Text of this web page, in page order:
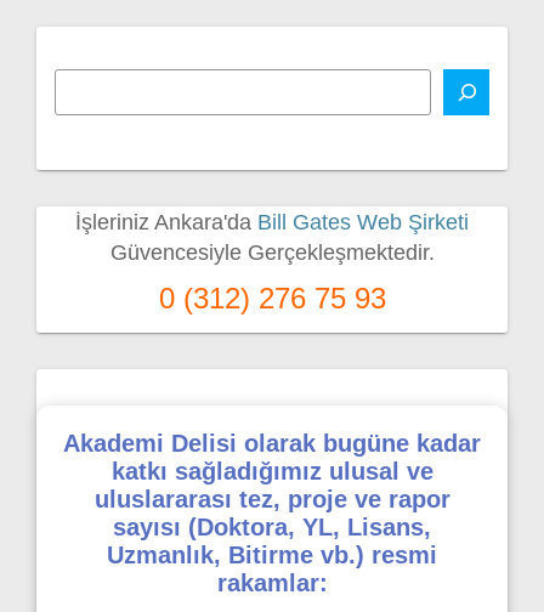
İşleriniz Ankara'da Bill Gates Web Şirketi
Güvencesiyle Gerçekleşmektedir.
0 (312) 276 75 93
Akademi Delisi olarak bugüne kadar
katkı sağladığımız ulusal ve
uluslararası tez, proje ve rapor
sayısı (Doktora, YL, Lisans,
Uzmanlık, Bitirme vb.) resmi
rakamlar: